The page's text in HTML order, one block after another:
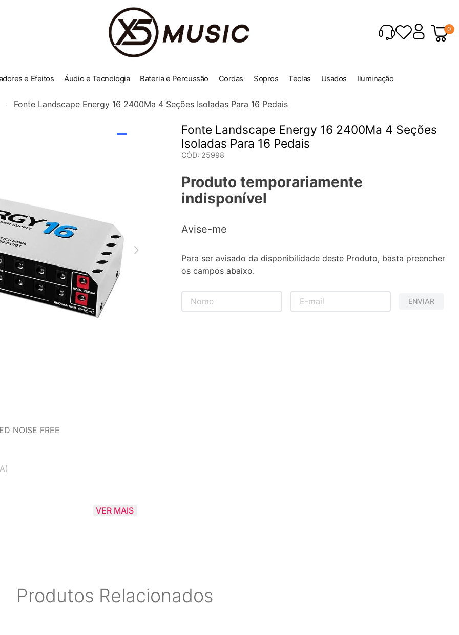
0
e Efeitos Áudio e Tecnologia Bateria e Percussão Cordas Sopros Teclas Usados Iluminação
Fonte Landscape Energy 16 2400Ma 4 Seções Isoladas Para 16 Pedais
Fonte Landscape Energy 16 2400Ma 4 Seções
Isoladas Para 16 Pedais
CÓD: 25998
Produto temporariamente
indisponível
Avise-me
Para ser avisado da disponibilidade deste Produto, basta preencher
os campos abaixo.
ENVIAR
NOISE FREE
VER MAIS
Produtos Relacionados